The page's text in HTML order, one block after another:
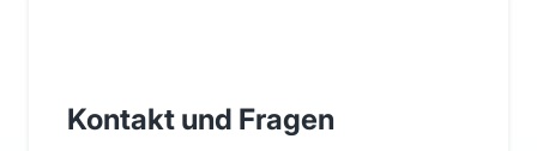
Kontakt und Fragen